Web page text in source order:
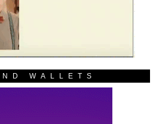
WALLETS